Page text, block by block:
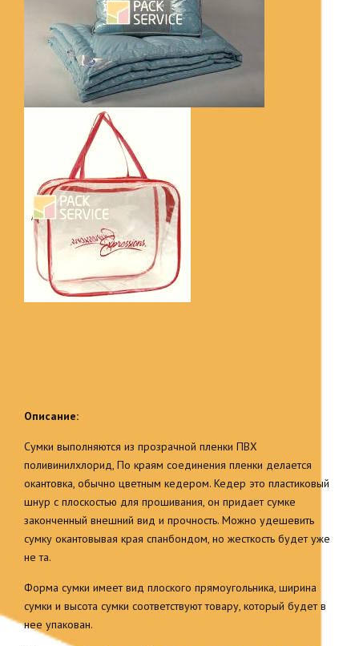
Описание:
Сумки выполняются из прозрачной пленки ПВХ
поливинилхлорид, По краям соединения пленки делается
окантовка, обычно цветным кедером. Кедер это пластиковый
шнур с плоскостью для прошивания, он придает сумке
законченный внешний вид и прочность. Можно удешевить
сумку окантовывая края спанбондом, но жесткость будет уже
не та.
Форма сумки имеет вид плоского прямоугольника, ширина
сумки и высота сумки соответствуют товару, который будет в
нее упакован.